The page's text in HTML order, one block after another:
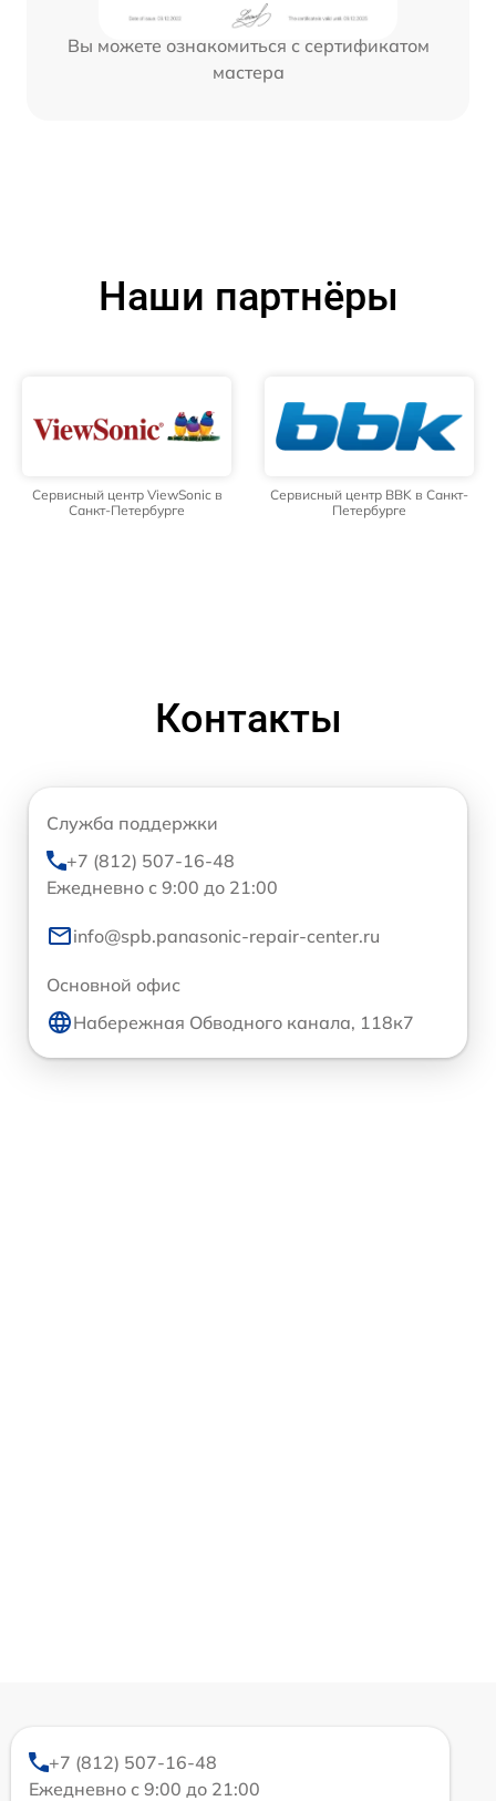
Вы можете ознакомиться с сертификатом
мастера
Наши партнёры
Сервисный центр ViewSonic в
Санкт-Петербурге
Сервисный центр BBK в Санкт-
Петербурге
Контакты
Служба поддержки
+7 (812) 507-16-48
Ежедневно с 9:00 до 21:00
info@spb.panasonic-repair-center.ru
Основной офис
Набережная Обводного канала, 118к7
+7 (812) 507-16-48
Ежедневно с 9:00 до 21:00